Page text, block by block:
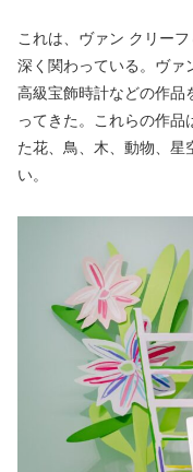
これは、ヴァン クリー
深く関わっている。ヴァ
高級宝飾時計などの作品
ってきた。これらの作品
た花、鳥、木、動物、星
い。